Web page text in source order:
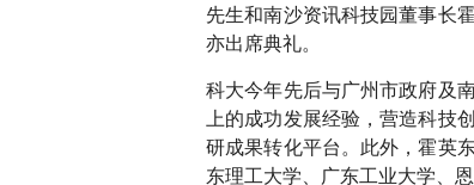
先生和南沙资讯科技园董事长
亦出席典礼。
科大今年先后与广州市政府及
上的成功发展经验，营造科技
研成果转化平台。此外，霍英
东理工大学、广东工业大学、